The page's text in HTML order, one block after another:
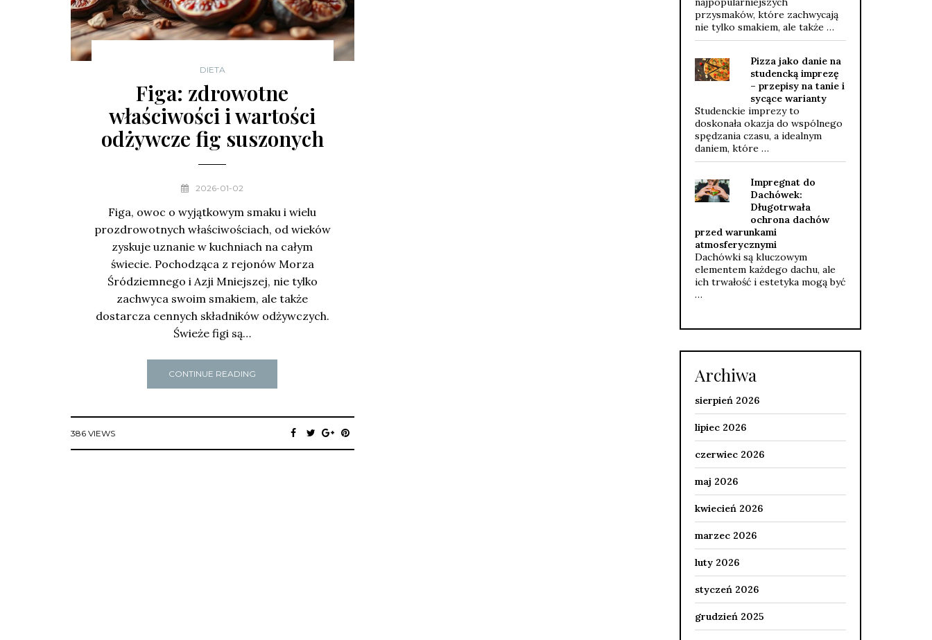
DIETA
Figa: zdrowotne
właściwości i wartości
odżywcze fig suszonych
2026-01-02
Figa, owoc o wyjątkowym smaku i wielu
prozdrowotnych właściwościach, od wieków
zyskuje uznanie w kuchniach na całym
świecie. Pochodząca z rejonów Morza
Śródziemnego i Azji Mniejszej, nie tylko
zachwyca swoim smakiem, ale także
dostarcza cennych składników odżywczych.
Świeże figi są…
CONTINUE READING
386 VIEWS
przysmaków, które zachwycają
nie tylko smakiem, ale także …
Pizza jako danie na
studencką imprezę
– przepisy na tanie i
sycące warianty
Studenckie imprezy to
doskonała okazja do wspólnego
spędzania czasu, a idealnym
daniem, które …
Impregnat do
Dachówek:
Długotrwała
ochrona dachów
przed warunkami
atmosferycznymi
Dachówki są kluczowym
elementem każdego dachu, ale
ich trwałość i estetyka mogą być
…
Archiwa
sierpień 2026
lipiec 2026
czerwiec 2026
maj 2026
kwiecień 2026
marzec 2026
luty 2026
styczeń 2026
grudzień 2025